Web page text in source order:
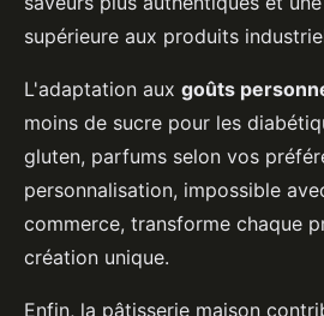
supérieure aux produits
L'adaptation aux goûts
moins de sucre pour les
gluten, parfums selon vos
personnalisation, impossible
commerce, transforme chaque
création unique.
Enfin, la pâtisserie maison